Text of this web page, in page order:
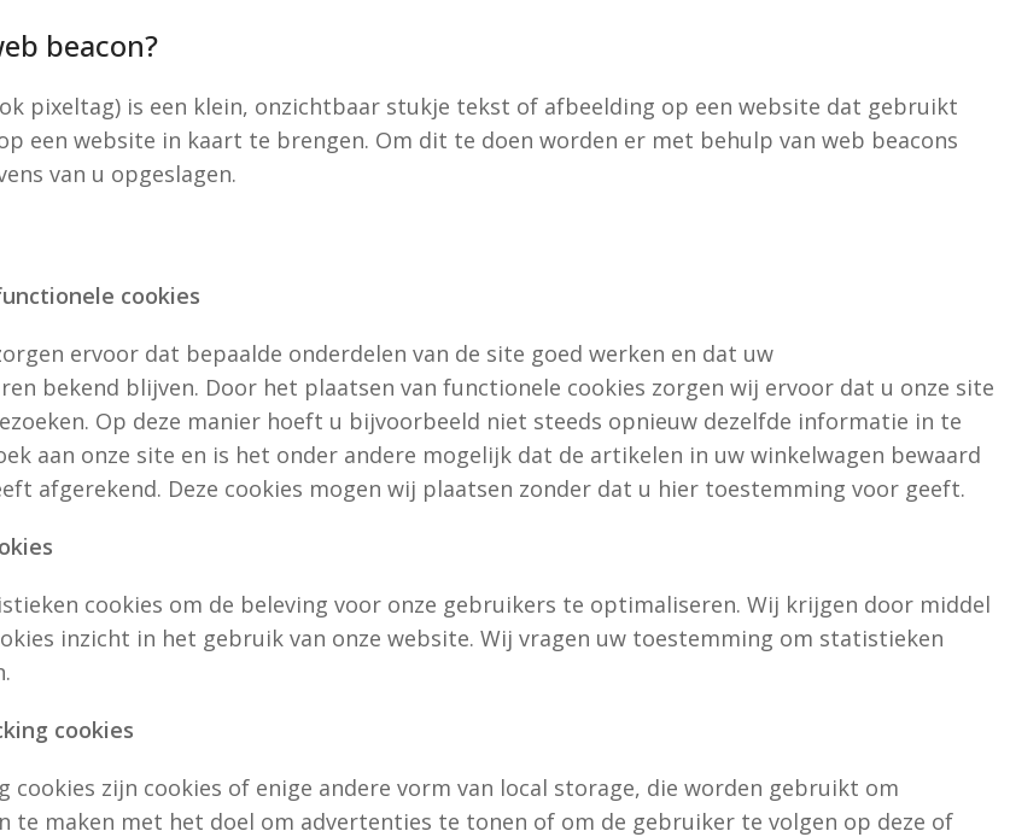
beacon?
pixeltag) is een klein, onzichtbaar stukje tekst of afbeelding op een website dat gebruikt
een website in kaart te brengen. Om dit te doen worden er met behulp van web beacons
van u opgeslagen.
cookies
ervoor dat bepaalde onderdelen van de site goed werken en dat uw
bekend blijven. Door het plaatsen van functionele cookies zorgen wij ervoor dat u onze site
Op deze manier hoeft u bijvoorbeeld niet steeds opnieuw dezelfde informatie in te
aan onze site en is het onder andere mogelijk dat de artikelen in uw winkelwagen bewaard
afgerekend. Deze cookies mogen wij plaatsen zonder dat u hier toestemming voor geeft.
cookies om de beleving voor onze gebruikers te optimaliseren. Wij krijgen door middel
inzicht in het gebruik van onze website. Wij vragen uw toestemming om statistieken
cookies
cookies zijn cookies of enige andere vorm van local storage, die worden gebruikt om
te maken met het doel om advertenties te tonen of om de gebruiker te volgen op deze of